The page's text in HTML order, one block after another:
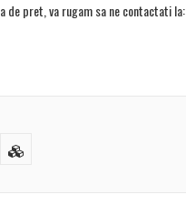
de pret, va rugam sa ne contactati la: